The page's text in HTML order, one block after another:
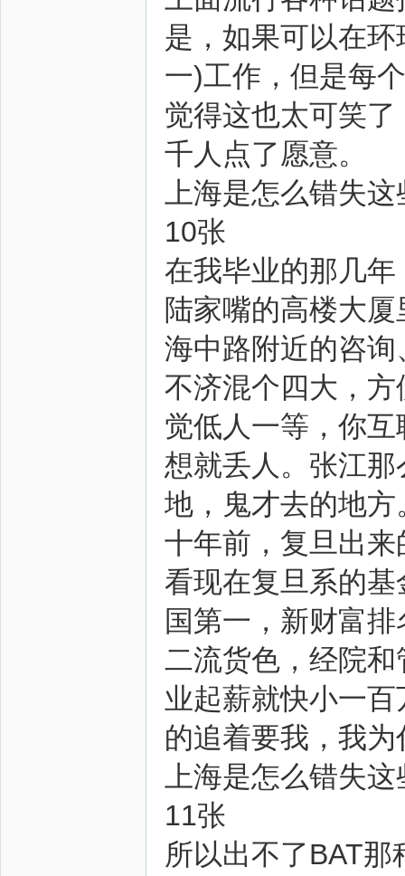
是，如果可以在
一)工作，但是每
觉得这也太可笑
千人点了愿意。
上海是怎么错失
10张
在我毕业的那几
陆家嘴的高楼大
海中路附近的咨
不济混个四大，
觉低人一等，你
想就丢人。张江
地，鬼才去的地方
十年前，复旦出
看现在复旦系的
国第一，新财富
二流货色，经院
业起薪就快小一
的追着要我，我
上海是怎么错失
11张
所以出不了BAT